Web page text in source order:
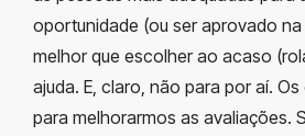
oportunidade (ou ser aprovado
melhor que escolher ao acaso
ajuda. E, claro, não para por aí.
para melhorarmos as avaliações.